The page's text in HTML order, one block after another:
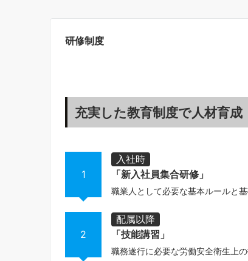
研修制度
充実した教育制度で人材育成
1
入社時
「新入社員集合研修」
職業人として必要な基本ルールと
2
配属以降
「技能講習」
職務遂行に必要な労働安全衛生上